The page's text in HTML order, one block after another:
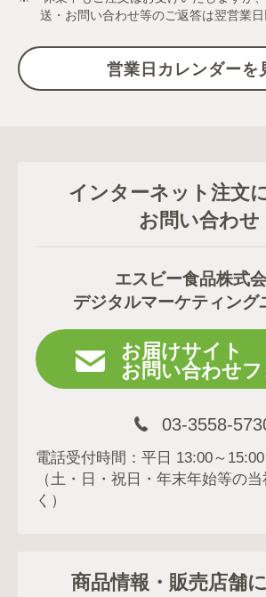
送・お問い合わせ等のご返答は翌営業日
営業日カレンダーを
インターネット注文
お問い合わせ
エスビー食品株式
デジタルマーケティング
お届けサイト
お問い合わせ
03-3558-
電話受付時間：平日 13:00～15:00
（土・日・祝日・年末年始等の
く）
商品情報・販売店舗